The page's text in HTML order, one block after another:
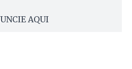
AQUI